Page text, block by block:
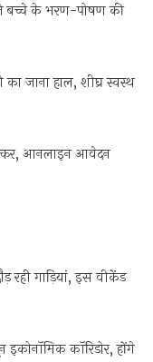
बच्चे के भरण-पोषण की
का जाना हाल, शीघ्र स्वस्थ
आनलाइन आवेदन
गाड़ियां, इस वीकेंड
इकोनॉमिक कॉरिडोर, होंगे